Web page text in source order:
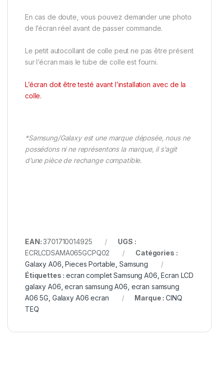
En cas de doute, vous pouvez demander une photo
de l’écran réel avant de passer commande.
Le petit autocollant de colle peut ne pas être présent
sur l’écran mais le tube de colle est fourni.
L’écran doit être testé avant l’installation avec de la
colle.
*Samsung/Galaxy est une marque déposée, nous ne
possédons ni ne représentons la marque, il s’agit
d’une pièce de rechange compatible.
EAN:3701710014925
UGS :
ECRLCDSAMA065GCPQ02
Catégories :
Galaxy A06 ,Pieces Portable Samsung
Étiquettes :ecran complet Samsung A06 ,Ecran LCD
galaxy A06 ,ecran samsung A06 ecran samsung
A06 5G Galaxy A06 ecran Marque :CINQ
TEQ